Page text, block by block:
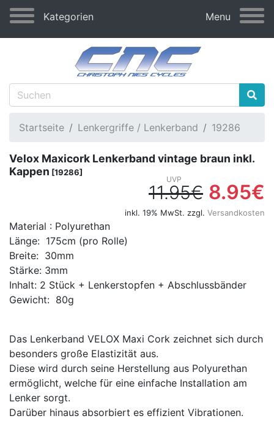
Kategorien Menu
Startseite Lenkergriffe / Lenkerband 19286
Velox Maxicork Lenkerband vintage braun inkl.
Kappen [19286]
11.95€ 8.95€
inkl. 19% MwSt. zzgl. Versandkosten
Material : Polyurethan
Länge: 175cm (pro Rolle)
Breite: 30mm
Stärke: 3mm
Inhalt: 2 Stück + Lenkerstopfen + Abschlussbänder
Gewicht: 80g
Das Lenkerband VELOX Maxi Cork zeichnet sich durch
besonders große Elastizität aus.
Diese wird durch seine Herstellung aus Polyurethan
ermöglicht, welche für eine einfache Installation am
Lenker sorgt.
Darüber hinaus absorbiert es effizient Vibrationen.